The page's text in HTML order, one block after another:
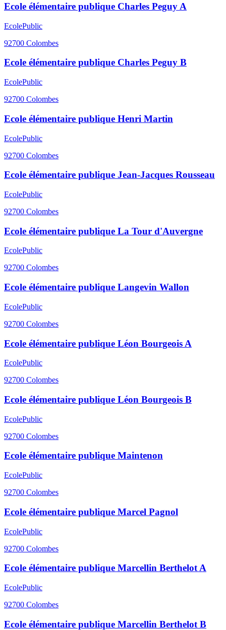
Ecole élémentaire publique Charles Peguy A
EcolePublic
92700 Colombes
Ecole élémentaire publique Charles Peguy B
EcolePublic
92700 Colombes
Ecole élémentaire publique Henri Martin
EcolePublic
92700 Colombes
Ecole élémentaire publique Jean-Jacques Rousseau
EcolePublic
92700 Colombes
Ecole élémentaire publique La Tour d'Auvergne
EcolePublic
92700 Colombes
Ecole élémentaire publique Langevin Wallon
EcolePublic
92700 Colombes
Ecole élémentaire publique Léon Bourgeois A
EcolePublic
92700 Colombes
Ecole élémentaire publique Léon Bourgeois B
EcolePublic
92700 Colombes
Ecole élémentaire publique Maintenon
EcolePublic
92700 Colombes
Ecole élémentaire publique Marcel Pagnol
EcolePublic
92700 Colombes
Ecole élémentaire publique Marcellin Berthelot A
EcolePublic
92700 Colombes
Ecole élémentaire publique Marcellin Berthelot B